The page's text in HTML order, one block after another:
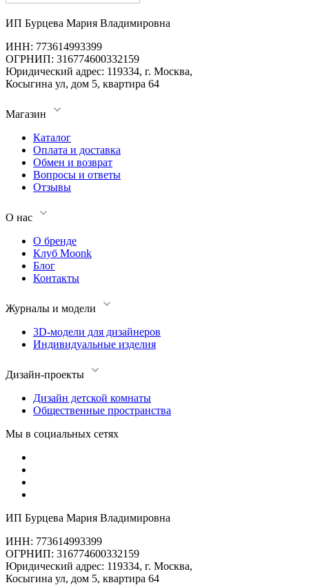
ИП Бурцева Мария Владимировна
ИНН: 773614993399
ОГРНИП: 316774600332159
Юридический адрес: 119334, г. Москва,
Косыгина ул, дом 5, квартира 64
Магазин
Каталог
Оплата и доставка
Обмен и возврат
Вопросы и ответы
Отзывы
О нас
О бренде
Клуб Moonk
Блог
Контакты
Журналы и модели
3D-модели для дизайнеров
Индивидуальные изделия
Дизайн-проекты
Дизайн детской комнаты
Общественные пространства
Мы в социальных сетях
ИП Бурцева Мария Владимировна
ИНН: 773614993399
ОГРНИП: 316774600332159
Юридический адрес: 119334, г. Москва,
Косыгина ул, дом 5, квартира 64